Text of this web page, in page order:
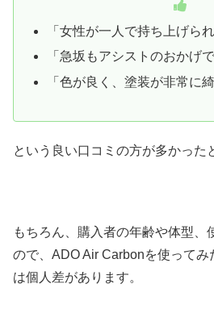
「女性が一人で持ち上げら
「急坂もアシストのおかげ
「色が良く、塗装が非常に綺
という良い口コミの方が多かった
もちろん、購入者の年齢や体型、
ので、ADO Air Carbonを使って
は個人差があります。